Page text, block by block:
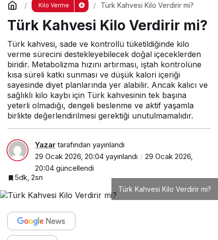
Kilo Verme Türk Kahvesi Kilo Verdirir mi?
Türk Kahvesi Kilo Verdirir mi?
Türk kahvesi, sade ve kontrollü tüketildiğinde kilo
verme sürecini destekleyebilecek doğal içeceklerden
biridir. Metabolizma hızını artırması, iştah kontrolüne
kısa süreli katkı sunması ve düşük kalori içeriği
sayesinde diyet planlarında yer alabilir. Ancak kalıcı ve
sağlıklı kilo kaybı için Türk kahvesinin tek başına
yeterli olmadığı, dengeli beslenme ve aktif yaşamla
birlikte değerlendirilmesi gerektiği unutulmamalıdır.
Yazar tarafından yayınlandı
29 Ocak 2026, 20:04 yayınlandı
29 Ocak 2026,
20:04 güncellendi
5dk, 2sn
Türk Kahvesi Kilo Verdirir mi?